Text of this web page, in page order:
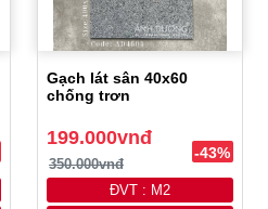
Gạch lát sân 40x60
chống trơn
199.000vnđ
350.000vnđ
-43%
ĐVT : M2